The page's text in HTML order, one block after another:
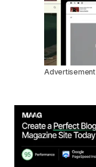
Advertisement